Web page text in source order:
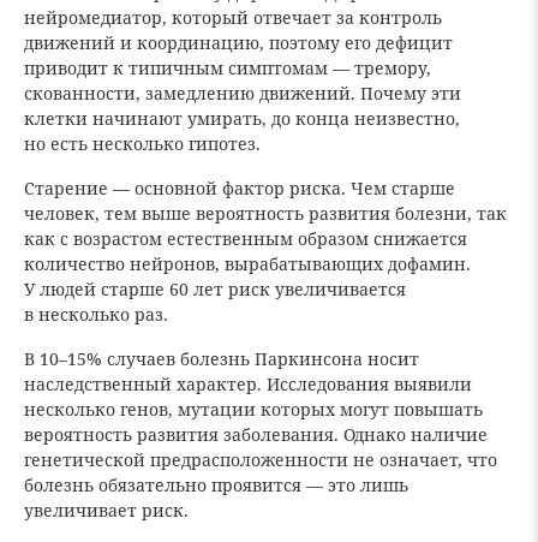
нейромедиатор, который отвечает за контроль
движений и координацию, поэтому его дефицит
приводит к типичным симптомам — тремору,
скованности, замедлению движений. Почему эти
клетки начинают умирать, до конца неизвестно,
но есть несколько гипотез.
Старение — основной фактор риска. Чем старше
человек, тем выше вероятность развития болезни, так
как с возрастом естественным образом снижается
количество нейронов, вырабатывающих дофамин.
У людей старше 60 лет риск увеличивается
в несколько раз.
В 10–15% случаев болезнь Паркинсона носит
наследственный характер. Исследования выявили
несколько генов, мутации которых могут повышать
вероятность развития заболевания. Однако наличие
генетической предрасположенности не означает, что
болезнь обязательно проявится — это лишь
увеличивает риск.